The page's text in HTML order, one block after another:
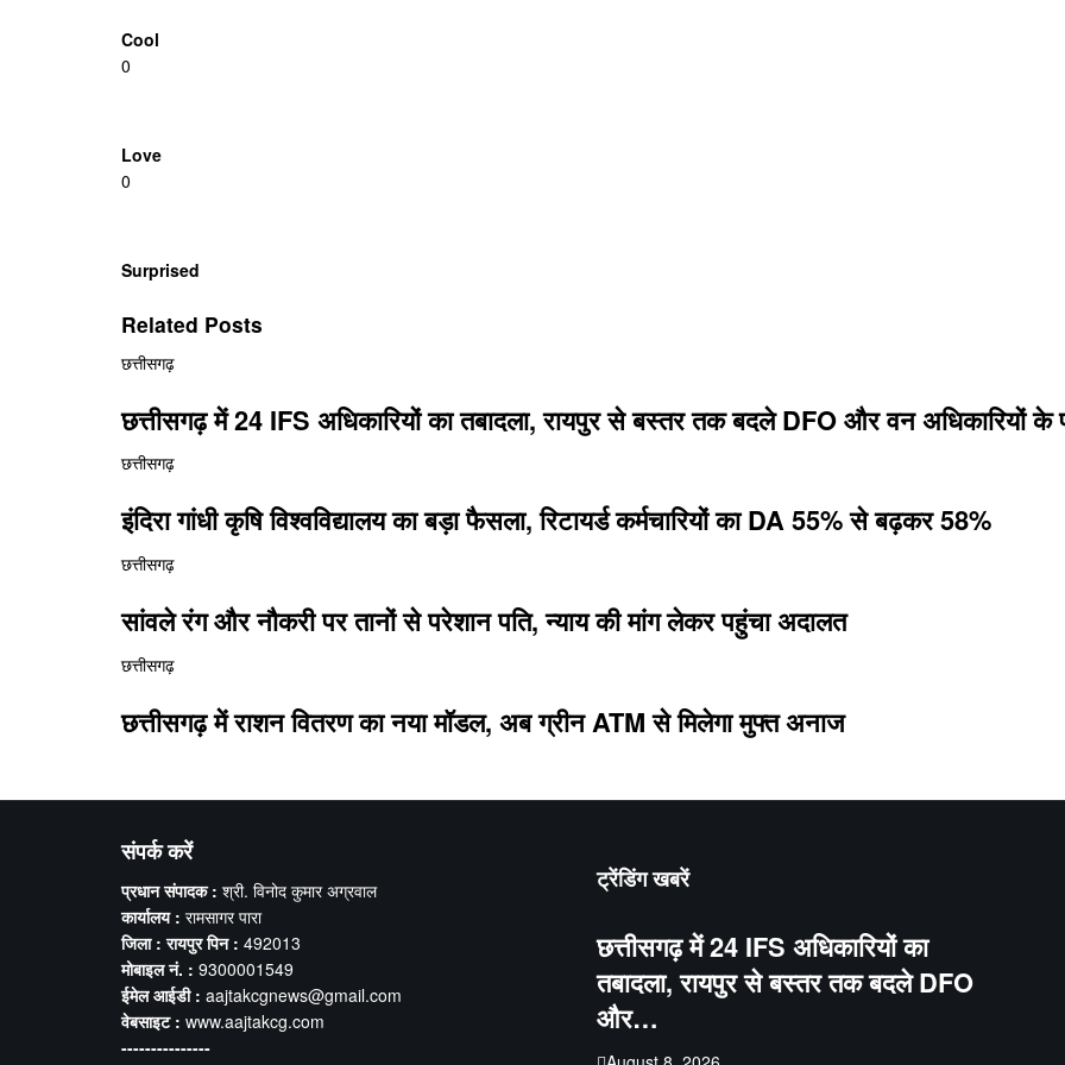
Cool
0
Love
0
Surprised
Related Posts
छत्तीसगढ़
छत्तीसगढ़ में 24 IFS अधिकारियों का तबादला, रायपुर से बस्तर तक बदले DFO और वन अधिकारियों के
छत्तीसगढ़
इंदिरा गांधी कृषि विश्वविद्यालय का बड़ा फैसला, रिटायर्ड कर्मचारियों का DA 55% से बढ़कर 58%
छत्तीसगढ़
सांवले रंग और नौकरी पर तानों से परेशान पति, न्याय की मांग लेकर पहुंचा अदालत
छत्तीसगढ़
छत्तीसगढ़ में राशन वितरण का नया मॉडल, अब ग्रीन ATM से मिलेगा मुफ्त अनाज
संपर्क करें
प्रधान संपादक : श्री. विनोद कुमार अग्रवाल
कार्यालय : रामसागर पारा
जिला : रायपुर पिन : 492013
मोबाइल नं. : 9300001549
ईमेल आईडी : aajtakcgnews@gmail.com
वेबसाइट : www.aajtakcg.com
---------------
ट्रेंडिंग खबरें
छत्तीसगढ़ में 24 IFS अधिकारियों का
तबादला, रायपुर से बस्तर तक बदले DFO
और…